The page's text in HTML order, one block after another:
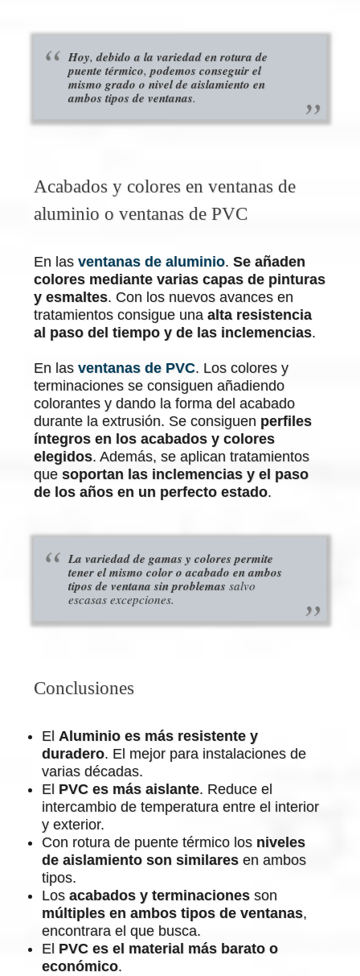
Hoy,debido a la variedad en rotura de
puente térmico,podemos conseguir el
mismo grado o nivel de aislamiento en
ambos tipos de ventanas.
Acabados y colores en ventanas de
aluminio o ventanas de PVC
En lasventanas de aluminio.Se añaden
colores mediante varias capas de pinturas
y esmaltes. Con los nuevos avances en
tratamientos consigue unaalta resistencia
al paso del tiempo y de las inclemencias.
En lasventanas de PVC. Los colores y
terminaciones se consiguen añadiendo
colorantes y dando la forma del acabado
durante la extrusión. Se consiguen perfiles
íntegros en los acabados y colores
elegidos. Además, se aplican tratamientos
quesoportan las inclemencias y el paso
de los años en un perfecto estado.
La variedad de gamas y colores permite
tener el mismo color o acabado en ambos
tipos de ventana sin problemassalvo
escasas excepciones.
Conclusiones
ElAluminio es más resistente y
duradero. El mejor para instalaciones de
varias décadas.
El PVCes más aislante. Reduce el
intercambio de temperatura entre el interior
y exterior.
Con rotura de puente térmico los niveles
de aislamiento son similares en ambos
tipos.
Losacabados y terminaciones son
múltiples en ambos tipos de ventanas,
encontrara el que busca.
El PVC es el material más barato o
económico.